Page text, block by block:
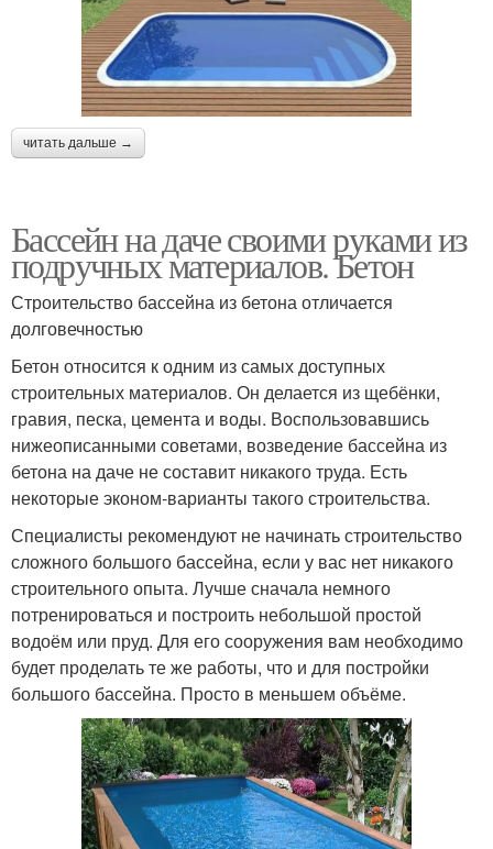
читать дальше →
Бассейн на даче своими руками из
подручных материалов. Бетон
Строительство бассейна из бетона отличается
долговечностью
Бетон относится к одним из самых доступных
строительных материалов. Он делается из щебёнки,
гравия, песка, цемента и воды. Воспользовавшись
нижеописанными советами, возведение бассейна из
бетона на даче не составит никакого труда. Есть
некоторые эконом-варианты такого строительства.
Специалисты рекомендуют не начинать строительство
сложного большого бассейна, если у вас нет никакого
строительного опыта. Лучше сначала немного
потренироваться и построить небольшой простой
водоём или пруд. Для его сооружения вам необходимо
будет проделать те же работы, что и для постройки
большого бассейна. Просто в меньшем объёме.